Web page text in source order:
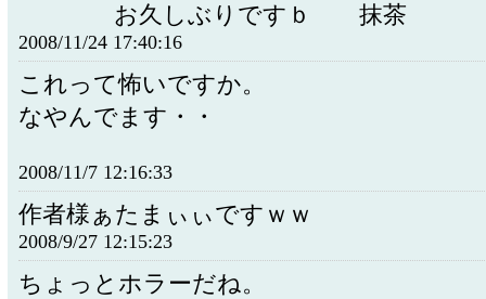
お久しぶりですｂ 抹茶
2008/11/24 17:40:16
これって怖いですか。
なやんでます・・
2008/11/7 12:16:33
作者様ぁたまぃぃですｗｗ
2008/9/27 12:15:23
ちょっとホラーだね。